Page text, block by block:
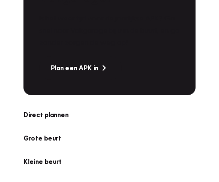
Plan een APK in
Direct plannen
Grote beurt
Kleine beurt